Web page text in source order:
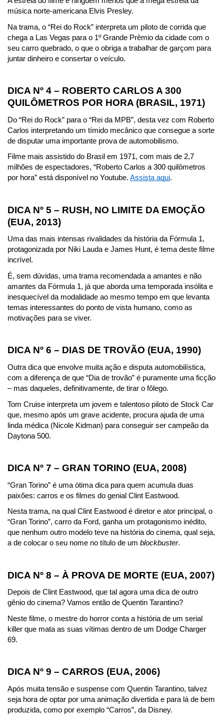
música norte-americana Elvis Presley.
Na trama, o “Rei do Rock” interpreta um piloto de corrida que
chega a Las Vegas para o 1º Grande Prêmio da cidade com o
seu carro quebrado, o que o obriga a trabalhar de garçom para
juntar dinheiro e consertar o veículo.
DICA Nº 4 – ROBERTO CARLOS A 300
QUILÔMETROS POR HORA (BRASIL, 1971)
Do “Rei do Rock” para o “Rei da MPB”, desta vez com Roberto
Carlos interpretando um tímido mecânico que consegue a sorte
de disputar uma importante prova de automobilismo.
Filme mais assistido do Brasil em 1971, com mais de 2,7
milhões de espectadores, “Roberto Carlos a 300 quilômetros
por hora” está disponível no Youtube. Assista aqui.
DICA Nº 5 – RUSH, NO LIMITE DA EMOÇÃO
(EUA, 2013)
Uma das mais intensas rivalidades da história da Fórmula 1,
protagonizada por Niki Lauda e James Hunt, é tema deste filme
incrível.
É, sem dúvidas, uma trama recomendada a amantes e não
amantes da Fórmula 1, já que aborda uma temporada insólita e
inesquecível da modalidade ao mesmo tempo em que levanta
temas interessantes do ponto de vista humano, como as
motivações para se viver.
DICA Nº 6 – DIAS DE TROVÃO (EUA, 1990)
Outra dica que envolve muita ação e disputa automobilística,
com a diferença de que “Dia de trovão” é puramente uma ficção
– mas daqueles, definitivamente, de tirar o fôlego.
Tom Cruise interpreta um jovem e talentoso piloto de Stock Car
que, mesmo após um grave acidente, procura ajuda de uma
linda médica (Nicole Kidman) para conseguir ser campeão da
Daytona 500.
DICA Nº 7 – GRAN TORINO (EUA, 2008)
“Gran Torino” é uma ótima dica para quem acumula duas
paixões: carros e os filmes do genial Clint Eastwood.
Nesta trama, na qual Clint Eastwood é diretor e ator principal, o
“Gran Torino”, carro da Ford, ganha um protagonismo inédito,
que nenhum outro modelo teve na história do cinema, qual seja,
a de colocar o seu nome no título de um blockbuster.
DICA Nº 8 – À PROVA DE MORTE (EUA, 2007)
Depois de Clint Eastwood, que tal agora uma dica de outro
gênio do cinema? Vamos então de Quentin Tarantino?
Neste filme, o mestre do horror conta a história de um serial
killer que mata as suas vítimas dentro de um Dodge Charger
69.
DICA Nº 9 – CARROS (EUA, 2006)
Após muita tensão e suspense com Quentin Tarantino, talvez
seja hora de optar por uma animação divertida e para lá de bem
produzida, como por exemplo “Carros”, da Disney.